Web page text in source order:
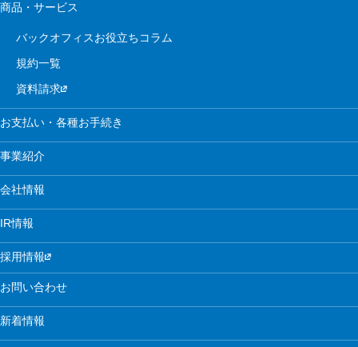
商品・サービス
バックオフィスお役立ちコラム
規約一覧
資料請求
お支払い・各種お手続き
事業紹介
会社情報
IR情報
採用情報
お問い合わせ
新着情報